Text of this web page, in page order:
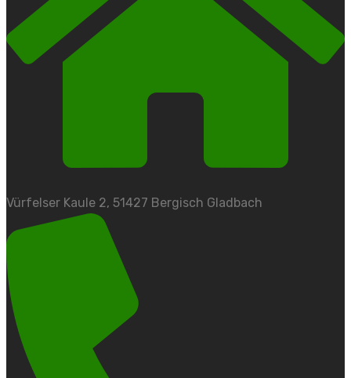
Vürfelser Kaule 2, 51427 Bergisch Gladbach